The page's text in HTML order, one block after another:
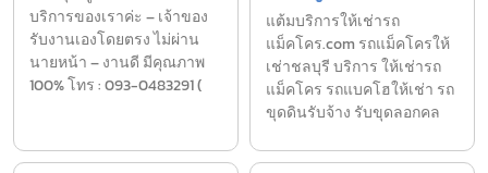
บริการของเราค่ะ – เจ้าของ
รับงานเองโดยตรง ไม่ผ่าน
นายหน้า – งานดี มีคุณภาพ
100% โทร : 093-0483291 (
แต้มบริการให้เช่ารถ
แม็คโคร.com รถแม็คโครให้
เช่าชลบุรี บริการ ให้เช่ารถ
แม็คโคร รถแบคโฮให้เช่า รถ
ขุดดินรับจ้าง รับขุดลอกคล